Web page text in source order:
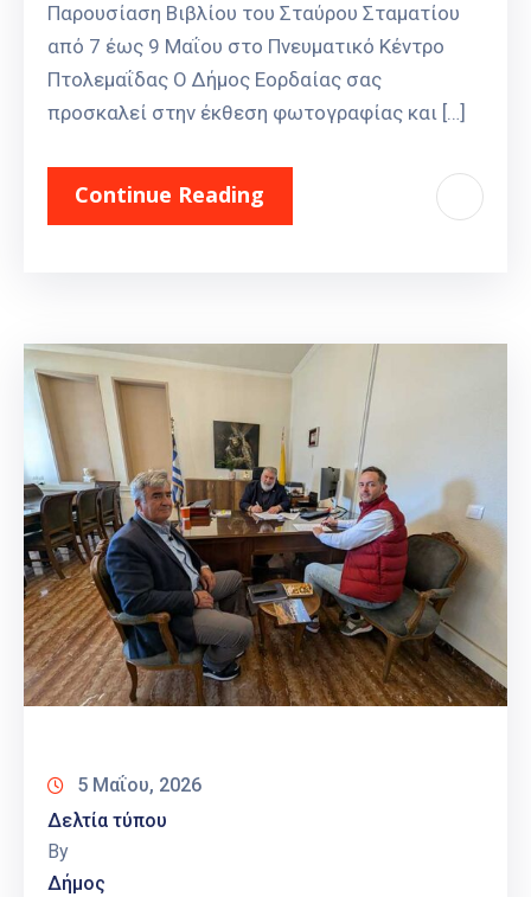
Παρουσίαση Βιβλίου του Σταύρου Σταματίου
από 7 έως 9 Μαΐου στο Πνευματικό Κέντρο
Πτολεμαΐδας Ο Δήμος Εορδαίας σας
προσκαλεί στην έκθεση φωτογραφίας και […]
Continue Reading
5 Μαΐου, 2026
Δελτία τύπου
By
Δήμος